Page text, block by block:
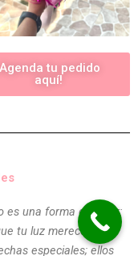
tu pedido
aquí!
es una forma de decir:
tu luz merece ser
especiales; ellos